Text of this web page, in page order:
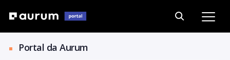
Portal da Aurum